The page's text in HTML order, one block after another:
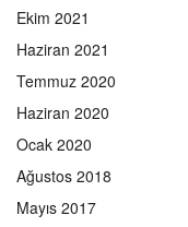
Ekim 2021
Haziran 2021
Temmuz 2020
Haziran 2020
Ocak 2020
Ağustos 2018
Mayıs 2017